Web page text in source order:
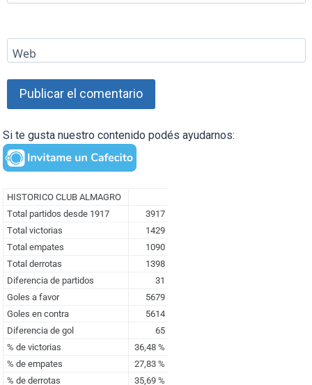
Web
Si te gusta nuestro contenido podés ayudarnos: